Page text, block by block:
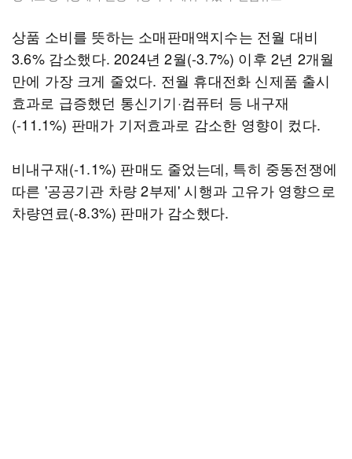
상품 소비를 뜻하는 소매판매액지수는 전월 대비
3.6% 감소했다. 2024년 2월(-3.7%) 이후 2년 2개월
만에 가장 크게 줄었다. 전월 휴대전화 신제품 출시
효과로 급증했던 통신기기·컴퓨터 등 내구재
(-11.1%) 판매가 기저효과로 감소한 영향이 컸다.
비내구재(-1.1%) 판매도 줄었는데, 특히 중동전쟁에
따른 '공공기관 차량 2부제' 시행과 고유가 영향으로
차량연료(-8.3%) 판매가 감소했다.